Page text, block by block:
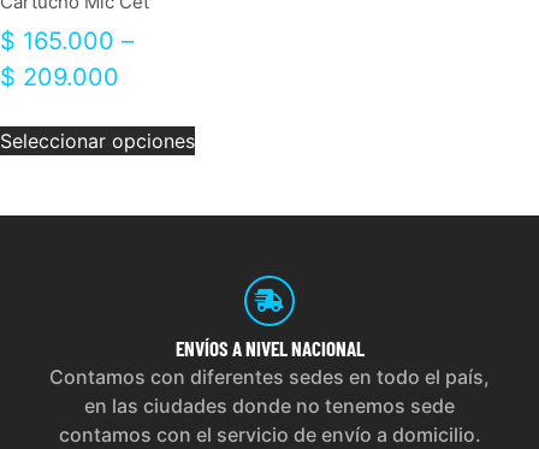
$ 165.000 –
$ 209.000
Seleccionar opciones
ENVÍOS A NIVEL NACIONAL
Contamos con diferentes sedes en todo el país,
en las ciudades donde no tenemos sede
contamos con el servicio de envío a domicilio.